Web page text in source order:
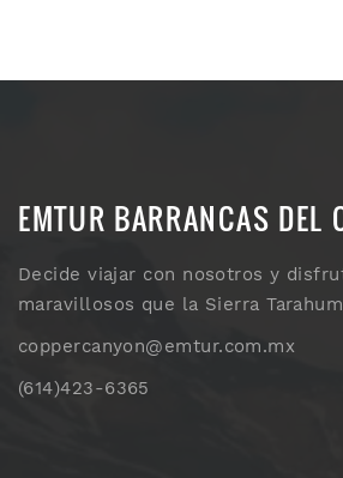
EMTUR BARRANCAS DEL
Decide viajar con nosotros y
maravillosos que la Sierra
coppercanyon@emtur.com.mx
(614)423-6365